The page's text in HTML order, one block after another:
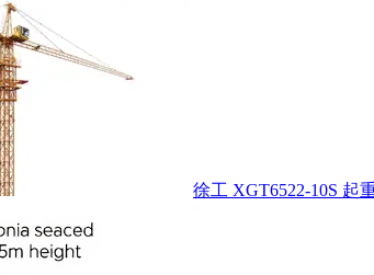
徐工 XGT6522-10S 起